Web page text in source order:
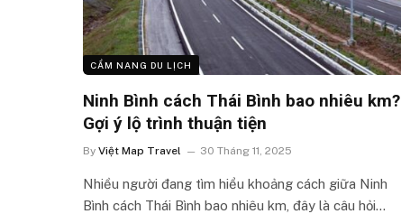
CẨM NANG DU LỊCH
Ninh Bình cách Thái Bình bao nhiêu km?
Gợi ý lộ trình thuận tiện
By Việt Map Travel 30 Tháng 11, 2025
Nhiều người đang tìm hiểu khoảng cách giữa Ninh
Bình cách Thái Bình bao nhiêu km, đây là câu hỏi…